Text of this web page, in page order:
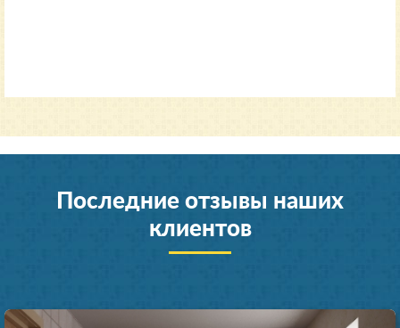
Последние отзывы наших
клиентов